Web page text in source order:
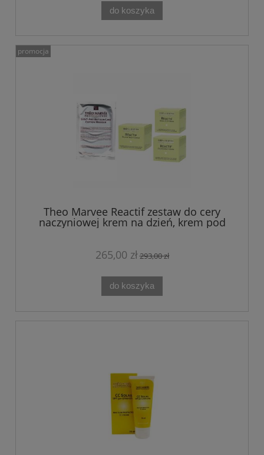
do koszyka
Theo Marvee Reactif zestaw do cery
naczyniowej krem na dzień, krem pod
oczy i na noc + maska GRATIS!
265,00 zł293,00 zł
do koszyka
promocja